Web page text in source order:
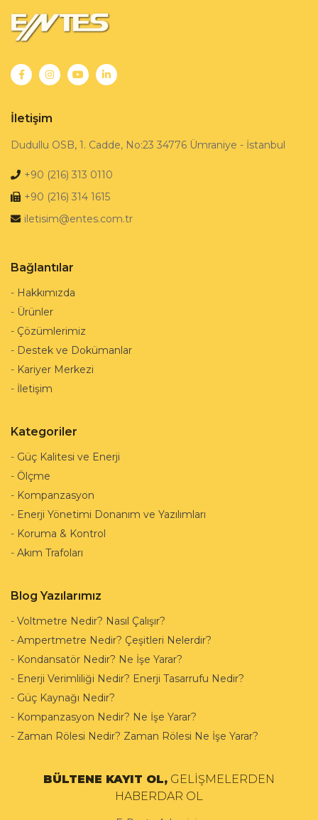
İletişim
Dudullu OSB, 1. Cadde, No:23 34776 Ümraniye - İstanbul
+90 (216) 313 0110
+90 (216) 314 1615
iletisim@entes.com.tr
Bağlantılar
- Hakkımızda
- Ürünler
- Çözümlerimiz
- Destek ve Dokümanlar
- Kariyer Merkezi
- İletişim
Kategoriler
- Güç Kalitesi ve Enerji
- Ölçme
- Kompanzasyon
- Enerji Yönetimi Donanım ve Yazılımları
- Koruma & Kontrol
- Akım Trafoları
Blog Yazılarımız
- Voltmetre Nedir? Nasıl Çalışır?
- Ampertmetre Nedir? Çeşitleri Nelerdir?
- Kondansatör Nedir? Ne İşe Yarar?
- Enerji Verimliliği Nedir? Enerji Tasarrufu Nedir?
- Güç Kaynağı Nedir?
- Kompanzasyon Nedir? Ne İşe Yarar?
- Zaman Rölesi Nedir? Zaman Rölesi Ne İşe Yarar?
BÜLTENE KAYIT OL, GELİŞMELERDEN
HABERDAR OL